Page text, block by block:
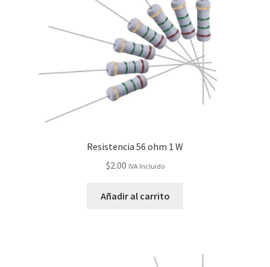
Resistencia 56 ohm 1 W
$2.00 IVA Incluido
Añadir al carrito